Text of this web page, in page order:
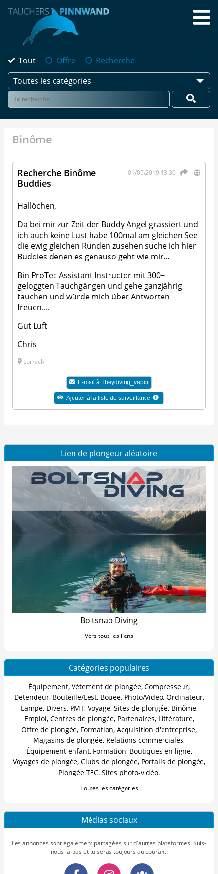
Tout Offre
Recherche
Toutes les catégories
Binôme
01/05/2019 13:30
Recherche Binôme
Buddies
Hallöchen,
Da bei mir zur Zeit der Buddy Angel grassiert und
ich auch keine Lust habe 100mal am gleichen See
die ewig gleichen Runden zusehen suche ich hier
Buddies denen es genauso geht wie mir...
Bin ProTec Assistant Instructor mit 300+
geloggten Tauchgängen und gehe ganzjährig
tauchen und würde mich über Antworten
freuen....
Gut Luft
Chris
Lörrach
E-mail à Theydiving_vapor
Ajouter à la liste de surveillance
Lien de plongeur aléatoire
Boltsnap Diving
Vers tous les liens
Catégories populaires
Équipement, Vètement de plongèe, Compresseur,
Détendeur, Bouteille/Lest, Bouèe, Photo/Vidéo, Ordinateur,
Lampe, Divers, PMT, Voyage, Sites de plongée, Binôme,
Emploi, Centres de plongée, Partenaires, Littérature,
Offre de plongée, Formation, Acquisition d'entreprise,
Magasins de plongée, Relations commerciales,
Équipement enfant, Formation, Boutiques en ligne,
Voyages de plongée, Clubs de plongée, Portails de plongée,
Plongée TEC, Sites photo-vidéo,
Toutes les catégories
Médias sociaux
Les annonces sont également partagées sur d'autres plateformes. Suis-
nous là-bas et tu seras toujours au courant.